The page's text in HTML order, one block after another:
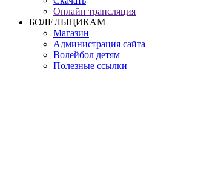
Онлайн трансляция
БОЛЕЛЬЩИКАМ
Магазин
Администрация сайта
Волейбол детям
Полезные ссылки